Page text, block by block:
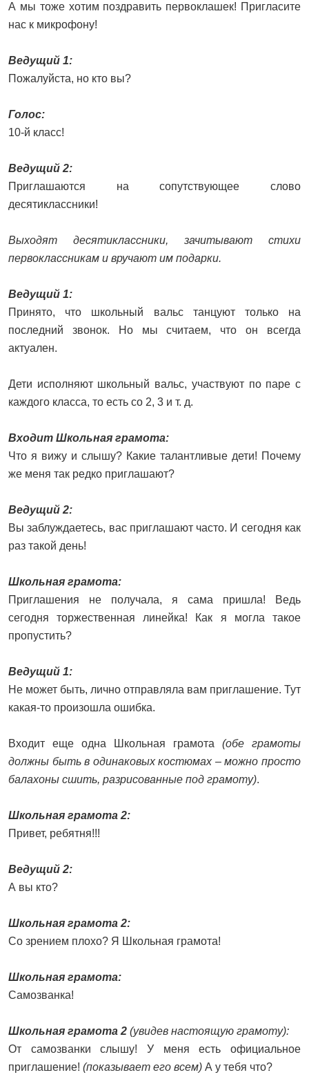
А мы тоже хотим поздравить первоклашек! Пригласите
нас к микрофону!
Ведущий 1:
Пожалуйста, но кто вы?
Голос:
10-й класс!
Ведущий 2:
Приглашаются на сопутствующее слово
десятиклассники!
Выходят десятиклассники, зачитывают стихи
первоклассникам и вручают им подарки.
Ведущий 1:
Принято, что школьный вальс танцуют только на
последний звонок. Но мы считаем, что он всегда
актуален.
Дети исполняют школьный вальс, участвуют по паре с
каждого класса, то есть со 2, 3 и т. д.
Входит Школьная грамота:
Что я вижу и слышу? Какие талантливые дети! Почему
же меня так редко приглашают?
Ведущий 2:
Вы заблуждаетесь, вас приглашают часто. И сегодня как
раз такой день!
Школьная грамота:
Приглашения не получала, я сама пришла! Ведь
сегодня торжественная линейка! Как я могла такое
пропустить?
Ведущий 1:
Не может быть, лично отправляла вам приглашение. Тут
какая-то произошла ошибка.
Входит еще одна Школьная грамота (обе грамоты
должны быть в одинаковых костюмах – можно просто
балахоны сшить, разрисованные под грамоту).
Школьная грамота 2:
Привет, ребятня!!!
Ведущий 2:
А вы кто?
Школьная грамота 2:
Со зрением плохо? Я Школьная грамота!
Школьная грамота:
Самозванка!
Школьная грамота 2 (увидев настоящую грамоту):
От самозванки слышу! У меня есть официальное
приглашение! (показывает его всем) А у тебя что?